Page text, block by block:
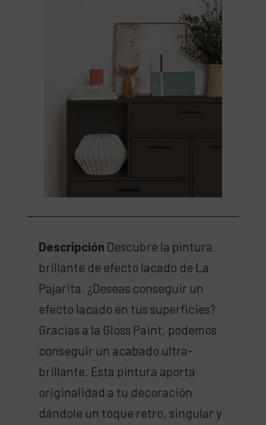
Descripción Descubre la pintura
brillante de efecto lacado de La
Pajarita. ¿Deseas conseguir un
efecto lacado en tus superficies?
Gracias a la Gloss Paint, podemos
conseguir un acabado ultra-
brillante. Esta pintura aporta
originalidad a tu decoración
dándole un toque retro, singular y